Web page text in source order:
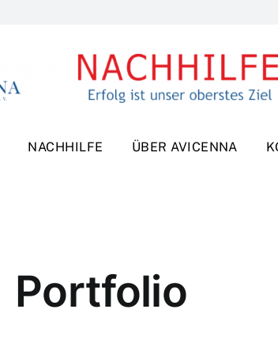
NACHHILFE ÜBER AVICENNA
Portfolio